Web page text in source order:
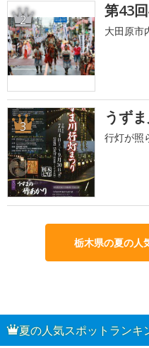
2 第43
大田原市
3 うず
行灯が照
栃木県の夏の人
夏の人気スポットランキ